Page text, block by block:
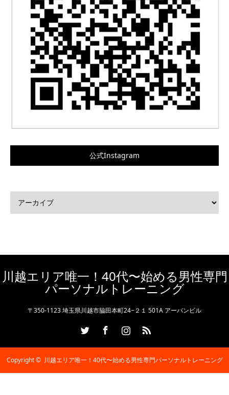
公式Instagram
川越エリア唯一！40代〜始める男性専門
パーソナルトレーニング
〒350-1123 埼玉県川越市脇田本町24−２１ 501A アーバンビル
Copyright © 川越エリア唯一！40代〜始める男性専門パーソナルトレーニング